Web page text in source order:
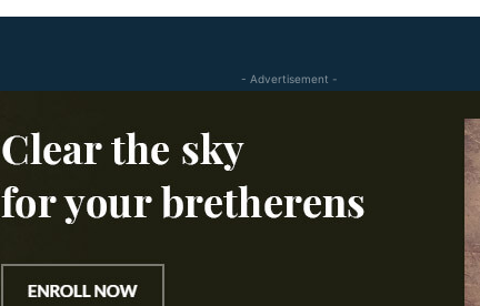
- Advertisement -